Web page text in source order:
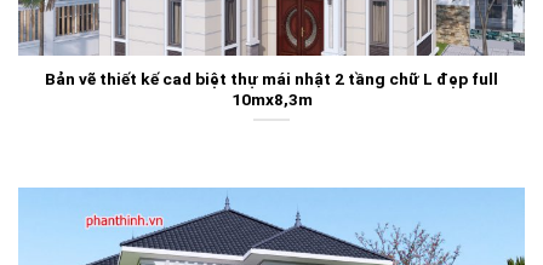
Bản vẽ thiết kế cad biệt thự mái nhật 2 tầng chữ L đẹp full
10mx8,3m